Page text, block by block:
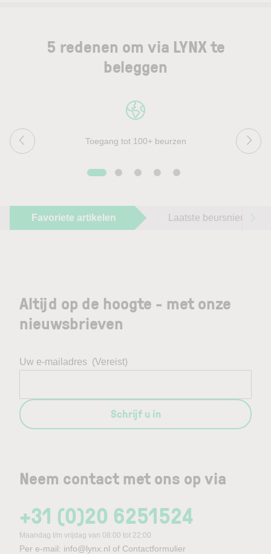
5 redenen om via LYNX te
beleggen
Toegang tot 100+ beurzen
Favoriete artikelen Laatste beursnieuws
Neem contact met ons op via
+31 (0)20 6251524
Maandag t/m vrijdag van 08:00 tot 22:00
Per e-mail: info@lynx.nl of Contactformulier
Altijd op de hoogte - met onze
nieuwsbrieven
Uw e-mailadres (Vereist)
Schrijf u in